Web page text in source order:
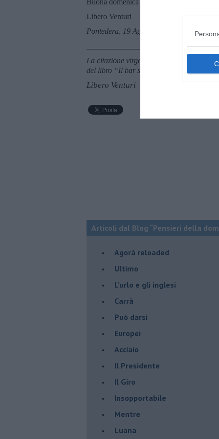
Libero Venturi
Pontedera, 19 Agosto 2018
La citazione virgolettata e in corsivo nel
del libro “Il bar sotto il mare” di Stefano
Libero Venturi
Articoli dal Blog “Pensieri della
​Agorà reloaded
Ultimo
​L’urlo e gli inglesi
Carrà
Può darsi
Europei
Acciaio
Il Presidente
​Il Giro
Insopportabile
​Mentre
Luana